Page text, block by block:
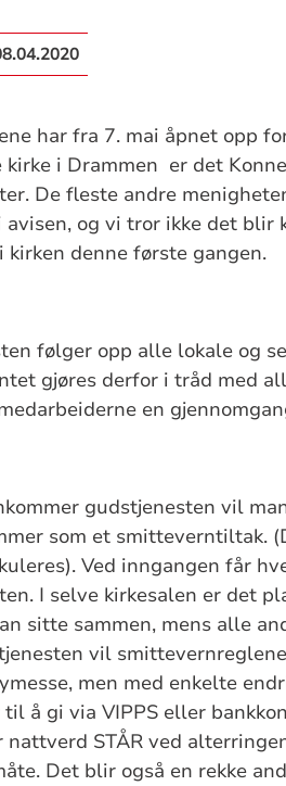
har fra 7. mai åpnet opp
kirke i Drammen er det
De fleste andre
avisen, og vi tror ikke det
kirken denne første gangen.
følger opp alle lokale og
gjøres derfor i tråd med
en
gudstjenesten vil
som et smitteverntiltak.
Ved inngangen får
I selve kirkesalen er det
sitte sammen, mens alle
vil
men med enkelte
å gi via VIPPS eller
nattverd STÅR ved
Det blir også en rekke